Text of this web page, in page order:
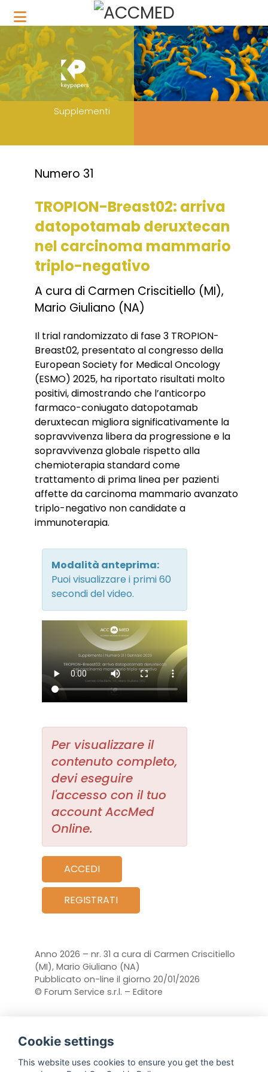
Supplementi
Numero 31
TROPION-Breast02: arriva
datopotamab deruxtecan
nel carcinoma mammario
triplo-negativo
A cura di Carmen Criscitiello (MI),
Mario Giuliano (NA)
Il trial randomizzato di fase 3 TROPION-
Breast02, presentato al congresso della
European Society for Medical Oncology
(ESMO) 2025, ha riportato risultati molto
positivi, dimostrando che l’anticorpo
farmaco-coniugato datopotamab
deruxtecan migliora significativamente la
sopravvivenza libera da progressione e la
sopravvivenza globale rispetto alla
chemioterapia standard come
trattamento di prima linea per pazienti
affette da carcinoma mammario avanzato
triplo-negativo non candidate a
immunoterapia.
Modalità anteprima:
Puoi visualizzare i primi 60
secondi del video.
Per visualizzare il
contenuto completo,
devi eseguire
l'accesso con il tuo
account AccMed
Online.
ACCEDI
REGISTRATI
Anno 2026 – nr. 31 a cura di Carmen Criscitiello
(MI), Mario Giuliano (NA)
Pubblicato on-line il giorno 20/01/2026
© Forum Service s.r.l. – Editore
Cookie settings
This website uses cookies to ensure you get the best